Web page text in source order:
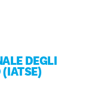
DEGLI